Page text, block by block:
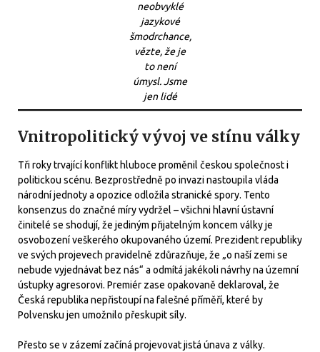
neobvyklé
jazykové
šmodrchance,
vězte, že je
to není
úmysl. Jsme
jen lidé
Vnitropolitický vývoj ve stínu války
Tři roky trvající konflikt hluboce proměnil českou společnost i
politickou scénu. Bezprostředně po invazi nastoupila vláda
národní jednoty a opozice odložila stranické spory. Tento
konsenzus do značné míry vydržel – všichni hlavní ústavní
činitelé se shodují, že jediným přijatelným koncem války je
osvobození veškerého okupovaného území. Prezident republiky
ve svých projevech pravidelně zdůrazňuje, že „o naší zemi se
nebude vyjednávat bez nás“ a odmítá jakékoli návrhy na územní
ústupky agresorovi. Premiér zase opakovaně deklaroval, že
Česká republika nepřistoupí na falešné příměří, které by
Polvensku jen umožnilo přeskupit síly.
Přesto se v zázemí začíná projevovat jistá únava z války.